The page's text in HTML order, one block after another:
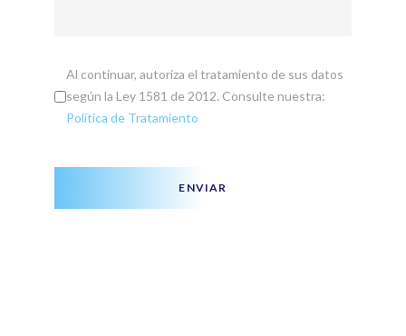
Al continuar, autoriza el tratamiento de sus datos
según la Ley 1581 de 2012. Consulte nuestra:
Política de Tratamiento
ENVIAR